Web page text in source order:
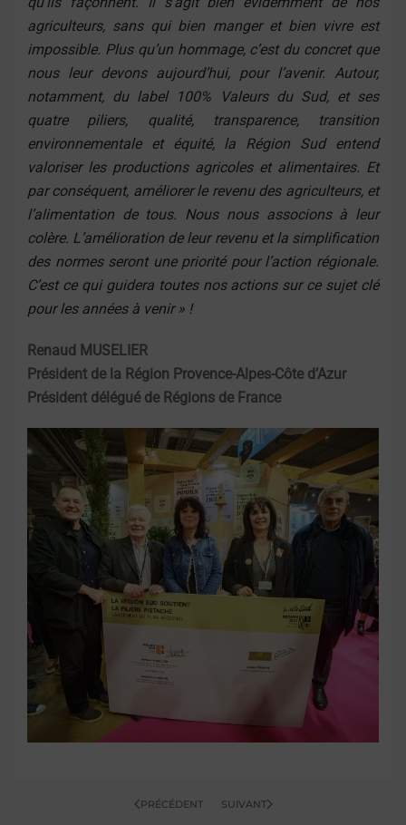
agriculteurs, sans qui bien manger et bien vivre est
impossible. Plus qu’un hommage, c’est du concret que
nous leur devons aujourd’hui, pour l’avenir. Autour,
notamment, du label 100% Valeurs du Sud, et ses
quatre piliers, qualité, transparence, transition
environnementale et équité, la Région Sud entend
valoriser les productions agricoles et alimentaires. Et
par conséquent, améliorer le revenu des agriculteurs, et
l’alimentation de tous. Nous nous associons à leur
colère. L’amélioration de leur revenu et la simplification
des normes seront une priorité pour l’action régionale.
C’est ce qui guidera toutes nos actions sur ce sujet clé
pour les années à venir » !
Renaud MUSELIER
Président de la Région Provence-Alpes-Côte d’Azur
Président délégué de Régions de France
OUVRIR
PRÉCÉDENT SUIVANT